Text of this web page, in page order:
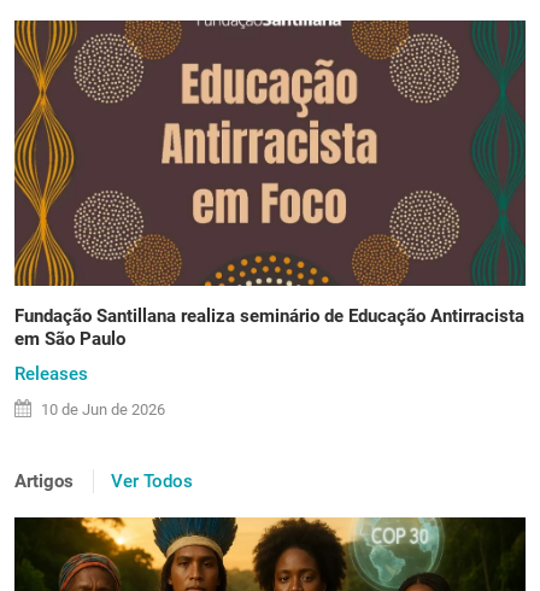
Fundação Santillana realiza seminário de Educação Antirracista
em São Paulo
Releases
10 de Jun de 2026
Artigos Ver Todos